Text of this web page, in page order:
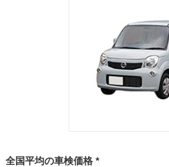
全国平均の車検価格 *